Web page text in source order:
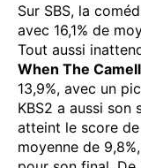
Sur SBS, la
avec 16,1% de
Tout aussi
When The
13,9%, avec un
KBS2 a aussi son
atteint le score de
moyenne de